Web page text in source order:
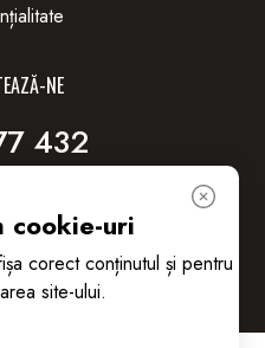
cookie-uri
corect conținutul și pentru
site-ului.
NE
432